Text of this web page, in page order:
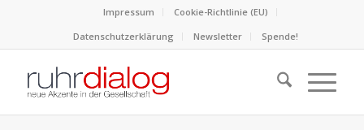
Impressum
Cookie-Richtlinie (EU)
Datenschutzerklärung
Newsletter Spende!